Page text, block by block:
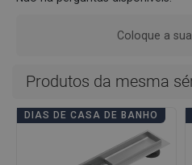
Coloque a
Produtos da mesma
DIAS DE CASA DE BANHO